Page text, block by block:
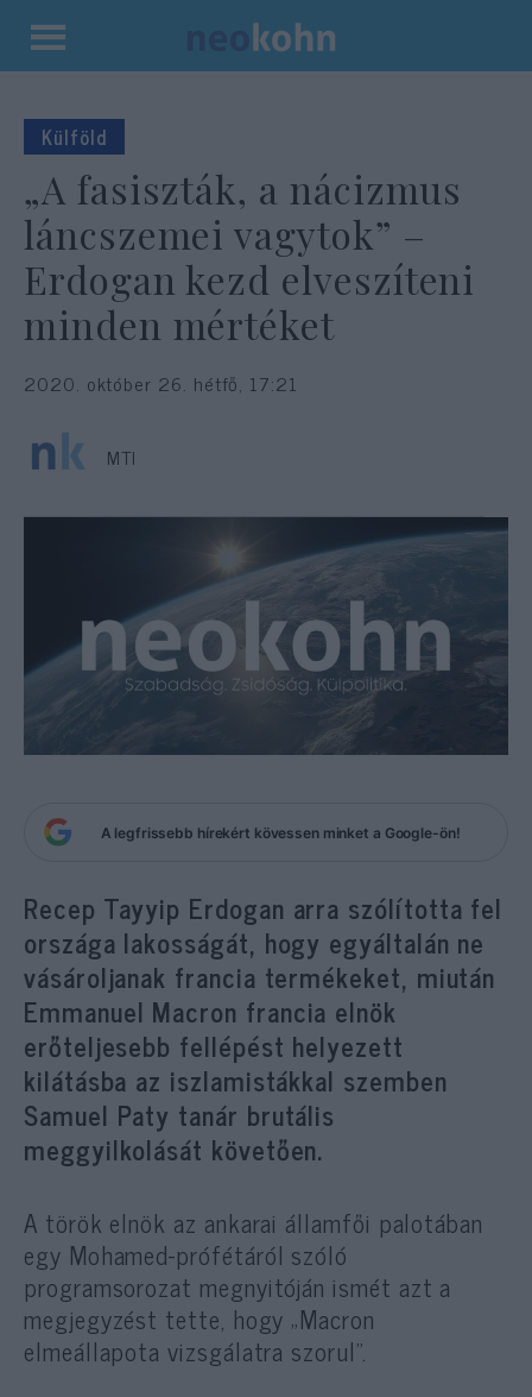
Kilépés
tartalomba
Külföld
„A fasiszták, a nácizmus
láncszemei vagytok” –
Erdogan kezd elveszíteni
minden mértéket
2020. október 26. hétfő, 17:21
MTI
A legfrissebb hírekért kövessen minket a Google-ön!
Recep Tayyip Erdogan arra szólította fel
országa lakosságát, hogy egyáltalán ne
vásároljanak francia termékeket, miután
Emmanuel Macron francia elnök
erőteljesebb fellépést helyezett
kilátásba az iszlamistákkal szemben
Samuel Paty tanár brutális
meggyilkolását követően.
A török elnök az ankarai államfői palotában
egy Mohamed-prófétáról szóló
programsorozat megnyitóján ismét azt a
megjegyzést tette, hogy „Macron
elmeállapota vizsgálatra szorul”.